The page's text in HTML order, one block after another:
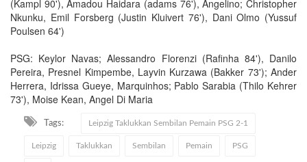
(Kampl 90'), Amadou Haidara (adams 76'), Angelino; Christopher
Nkunku, Emil Forsberg (Justin Kluivert 76'), Dani Olmo (Yussuf
Poulsen 64')
PSG: Keylor Navas; Alessandro Florenzi (Rafinha 84'), Danilo
Pereira, Presnel Kimpembe, Layvin Kurzawa (Bakker 73'); Ander
Herrera, Idrissa Gueye, Marquinhos; Pablo Sarabia (Thilo Kehrer
73'), Moise Kean, Angel Di Maria
Tags: Leipzig Taklukkan Sembilan Pemain PSG 2-1
Leipzig Taklukkan Sembilan Pemain PSG